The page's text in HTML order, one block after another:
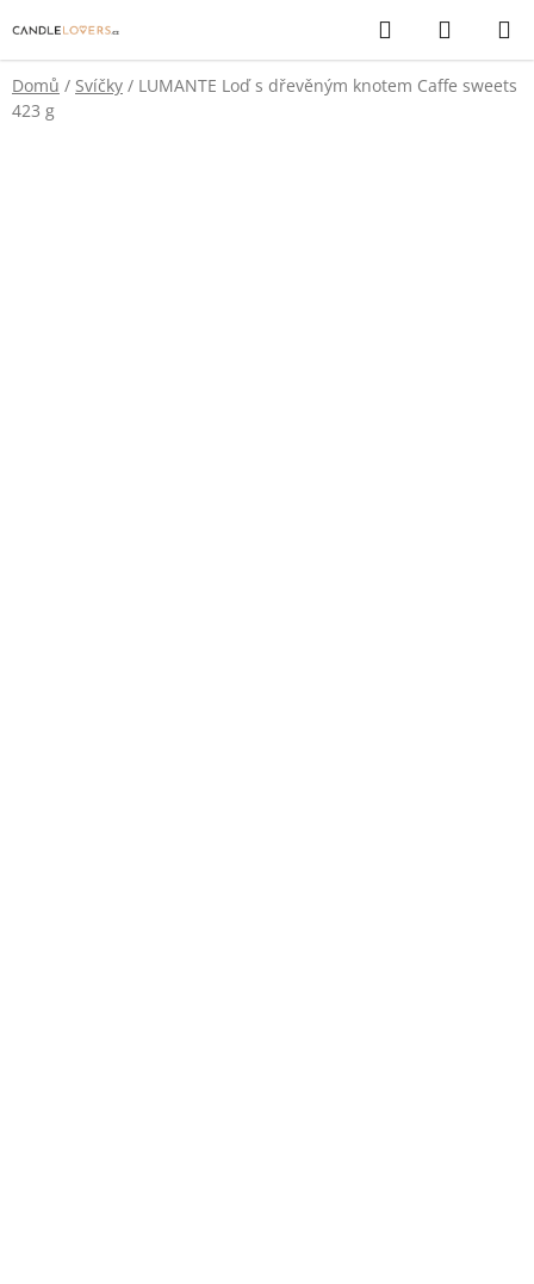
na
obsah
Hledat
KOŠÍK
Domů / Svíčky / LUMANTE Loď s dřevěným knotem Caffe sweets
423 g